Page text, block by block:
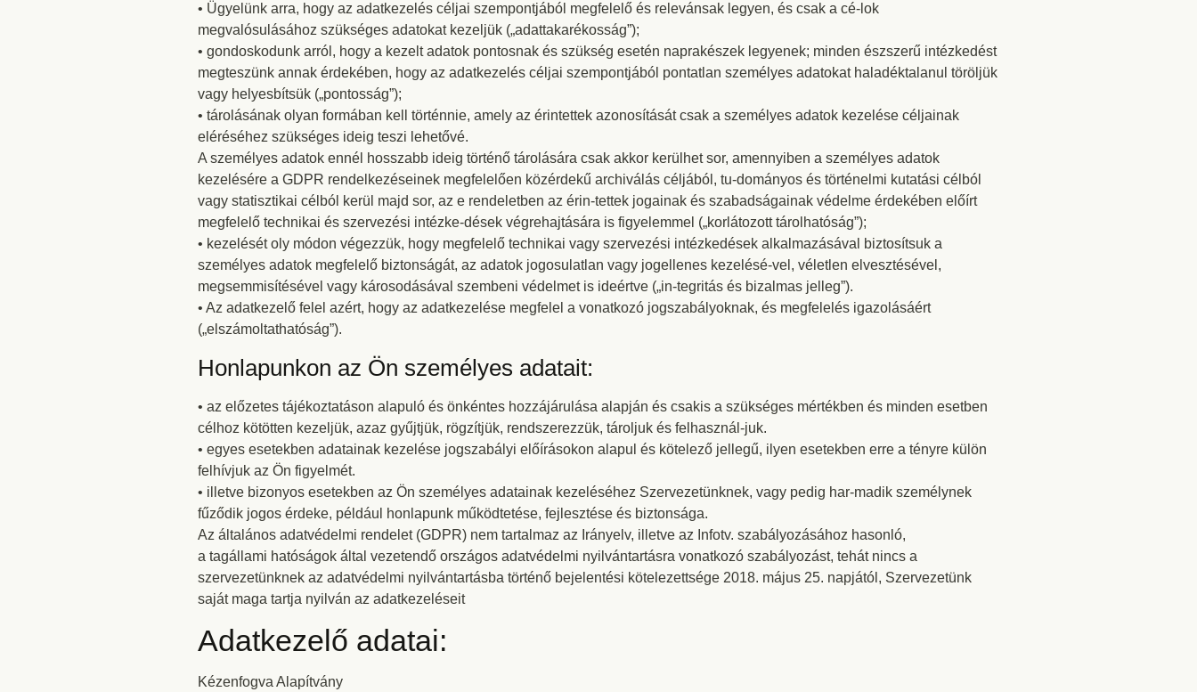
• Ügyelünk arra, hogy az adatkezelés céljai szempontjából megfelelő és relevánsak legyen, és csak a cé-lok
megvalósulásához szükséges adatokat kezeljük („adattakarékosság”);
• gondoskodunk arról, hogy a kezelt adatok pontosnak és szükség esetén naprakészek legyenek; minden észszerű intézkedést
megteszünk annak érdekében, hogy az adatkezelés céljai szempontjából pontatlan személyes adatokat haladéktalanul töröljük
vagy helyesbítsük („pontosság”);
• tárolásának olyan formában kell történnie, amely az érintettek azonosítását csak a személyes adatok kezelése céljainak
eléréséhez szükséges ideig teszi lehetővé.
A személyes adatok ennél hosszabb ideig történő tárolására csak akkor kerülhet sor, amennyiben a személyes adatok
kezelésére a GDPR rendelkezéseinek megfelelően közérdekű archiválás céljából, tu-dományos és történelmi kutatási célból
vagy statisztikai célból kerül majd sor, az e rendeletben az érin-tettek jogainak és szabadságainak védelme érdekében előírt
megfelelő technikai és szervezési intézke-dések végrehajtására is figyelemmel („korlátozott tárolhatóság”);
• kezelését oly módon végezzük, hogy megfelelő technikai vagy szervezési intézkedések alkalmazásával biztosítsuk a
személyes adatok megfelelő biztonságát, az adatok jogosulatlan vagy jogellenes kezelésé-vel, véletlen elvesztésével,
megsemmisítésével vagy károsodásával szembeni védelmet is ideértve („in-tegritás és bizalmas jelleg”).
• Az adatkezelő felel azért, hogy az adatkezelése megfelel a vonatkozó jogszabályoknak, és megfelelés igazolásáért
(„elszámoltathatóság”).
Honlapunkon az Ön személyes adatait:
• az előzetes tájékoztatáson alapuló és önkéntes hozzájárulása alapján és csakis a szükséges mértékben és minden esetben
célhoz kötötten kezeljük, azaz gyűjtjük, rögzítjük, rendszerezzük, tároljuk és felhasznál-juk.
• egyes esetekben adatainak kezelése jogszabályi előírásokon alapul és kötelező jellegű, ilyen esetekben erre a tényre külön
felhívjuk az Ön figyelmét.
• illetve bizonyos esetekben az Ön személyes adatainak kezeléséhez Szervezetünknek, vagy pedig har-madik személynek
fűződik jogos érdeke, például honlapunk működtetése, fejlesztése és biztonsága.
Az általános adatvédelmi rendelet (GDPR) nem tartalmaz az Irányelv, illetve az Infotv. szabályozásához hasonló,
a tagállami hatóságok által vezetendő országos adatvédelmi nyilvántartásra vonatkozó szabályozást, tehát nincs a
szervezetünknek az adatvédelmi nyilvántartásba történő bejelentési kötelezettsége 2018. május 25. napjától, Szervezetünk
saját maga tartja nyilván az adatkezeléseit
Adatkezelő adatai:
Kézenfogva Alapítvány